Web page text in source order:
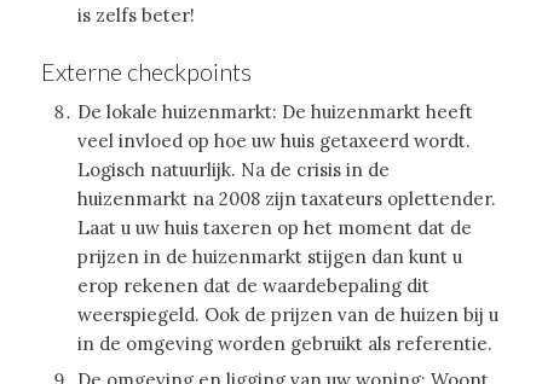
is zelfs beter!
Externe checkpoints
De lokale huizenmarkt: De huizenmarkt heeft
veel invloed op hoe uw huis getaxeerd wordt.
Logisch natuurlijk. Na de crisis in de
huizenmarkt na 2008 zijn taxateurs oplettender.
Laat u uw huis taxeren op het moment dat de
prijzen in de huizenmarkt stijgen dan kunt u
erop rekenen dat de waardebepaling dit
weerspiegeld. Ook de prijzen van de huizen bij u
in de omgeving worden gebruikt als referentie.